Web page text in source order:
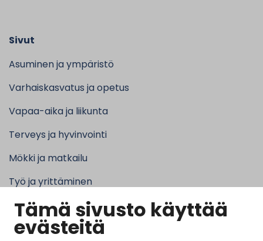
Tämä sivusto käyttää
evästeitä
Sivut
Asuminen ja ympäristö
Varhaiskasvatus ja opetus
Vapaa-aika ja liikunta
Terveys ja hyvinvointi
Mökki ja matkailu
Työ ja yrittäminen
Kunta ja hallinto